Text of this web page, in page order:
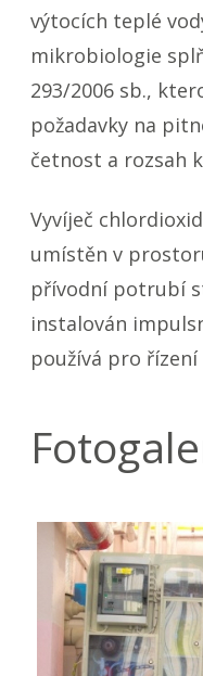
výtocích teplé
mikrobiologie
293/2006 sb.,
požadavky na
četnost a rozsah
Vyvíječ
umístěn v
přívodní potrubí
instalován
používá pro